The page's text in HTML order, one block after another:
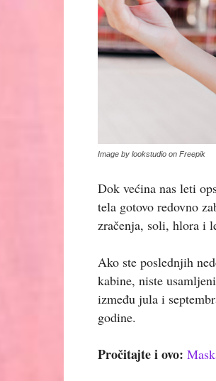
Image by lookstudio on Freepik
Dok većina nas leti
tela gotovo redovno
zračenja, soli, hlora i
Ako ste poslednjih
kabine, niste
između jula i
godine.
Pročitajte i ovo: